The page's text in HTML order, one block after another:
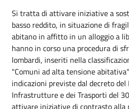
Si tratta di attivare iniziative a
basso reddito, in situazione di
abitano in affitto in un alloggio a
hanno in corso una procedura di
lombardi, inseriti nella
"Comuni ad alta tensione
indicazioni previste dal decreto
Infrastrutture e dei Trasporti del
attivare iniziative di contrasto alla